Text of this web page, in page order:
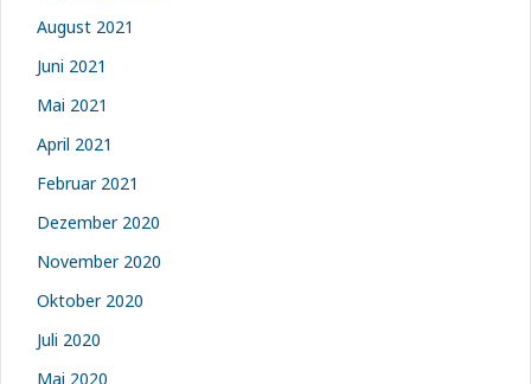
August 2021
Juni 2021
Mai 2021
April 2021
Februar 2021
Dezember 2020
November 2020
Oktober 2020
Juli 2020
Mai 2020